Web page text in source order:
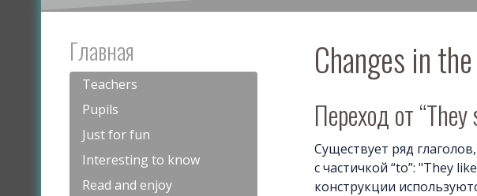
Главная
Teachers
Pupils
Just for fun
Interesting to know
Read and enjoy
Changes in
Переход от
Существует ряд
с частичкой “to”: "They
конструкции